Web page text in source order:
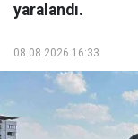
yaralandı.
08.08.2026 16:33